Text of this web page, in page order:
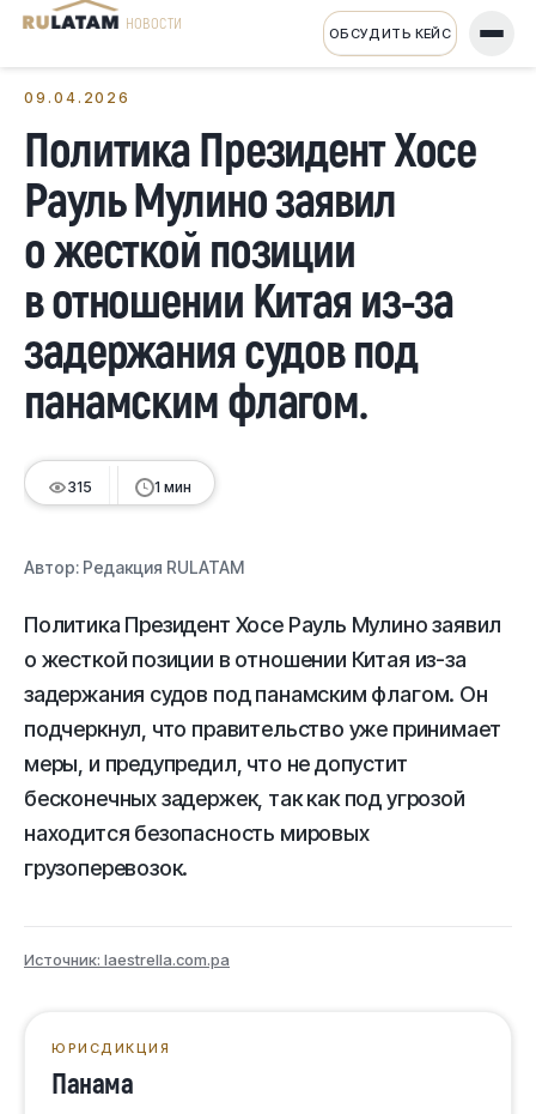
НОВОСТИ ОБСУДИТЬ КЕЙС
09.04.2026
Политика Президент Хосе
Рауль Мулино заявил
о жесткой позиции
в отношении Китая из-за
задержания судов под
панамским флагом.
315 1 мин
Автор: Редакция RULATAM
Политика Президент Хосе Рауль Мулино заявил
о жесткой позиции в отношении Китая из-за
задержания судов под панамским флагом. Он
подчеркнул, что правительство уже принимает
меры, и предупредил, что не допустит
бесконечных задержек, так как под угрозой
находится безопасность мировых
грузоперевозок.
Источник: laestrella.com.pa
ЮРИСДИКЦИЯ
Панама